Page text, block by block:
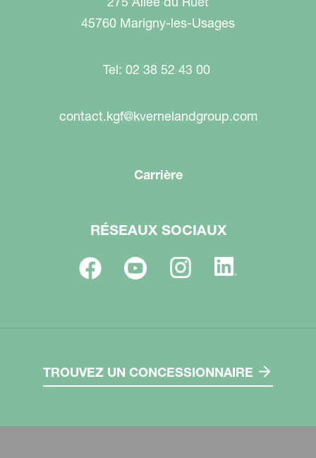
45760 Marigny-les-Usages
Tel: 02 38 52 43 00
contact.kgf@kvernelandgroup.com
Carrière
RÉSEAUX SOCIAUX
TROUVEZ UN CONCESSIONNAIRE